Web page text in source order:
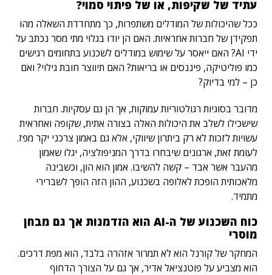
עתיד של שקיפות, או של פיתוי סמוי?
ככל שהיכולות של המודלים משתפרות, כך מתחדדת השאלה מהו
תפקידן של חברות אחראיות. האם הן יודו בגלוי מתי מסר נכתב על
ידי AI? האם ייאסר על שימוש במודלים לשכנוע בתחומים רגישים
כמו פוליטיקה, פיננסים או בריאות? האם תיווצר חובת גילוי? ואם
כן – למי בדיוק?
מדובר בסוגיות רגולטוריות עמוקות, אך הן גם עסקיות. חברות
שישכילו לשלב את היכולות האלה בצורה אתית, שקופה ואחראית
עשויות לזכות לא רק ביתרון שיווקי, אלא גם באמון צרכני יקר מפז.
לעומת זאת, ארגונים שיבחרו בדרך המניפולציה, יגלו שאמון
מהעבר אשר אבד – קשה להשיבו. אמון הוא הון, וכשבינה
מלאכותית הופכת לאלופה בשכנוע, ההון הזה הופך לשברירי
מתמיד.
כוח השכנוע של ה-AI הוא הזדמנות אך גם מבחן
מוסרי
המחקר של קורנל הוא לא תמרור אזהרה בלבד, הוא מפת דרכים.
הוא מצביע על פוטנציאל אדיר, אך גם על הצורך הדחוף